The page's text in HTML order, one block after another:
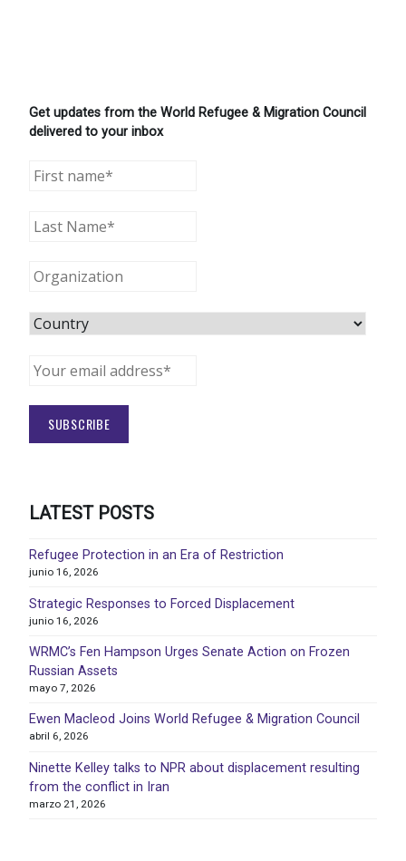
Get updates from the World Refugee & Migration Council
delivered to your inbox
LATEST POSTS
Refugee Protection in an Era of Restriction
junio 16, 2026
Strategic Responses to Forced Displacement
junio 16, 2026
WRMC’s Fen Hampson Urges Senate Action on Frozen
Russian Assets
mayo 7, 2026
Ewen Macleod Joins World Refugee & Migration Council
abril 6, 2026
Ninette Kelley talks to NPR about displacement resulting
from the conflict in Iran
marzo 21, 2026